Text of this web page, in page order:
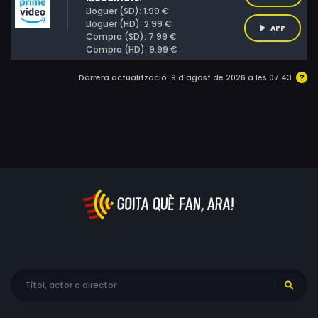
Lloguer (SD): 1.99 €
Lloguer (HD): 2.99 €
Compra (SD): 7.99 €
Compra (HD): 9.99 €
APP
Darrera actualització: 9 d'agost de 2026 a les 07:43